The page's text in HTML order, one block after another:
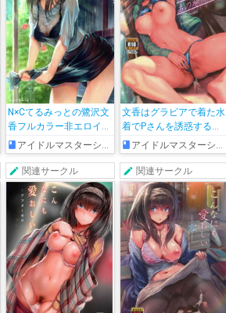
N×Cてるみっとの鷺沢文
香フルカラー非エロイラ
スト集が登場!!
アイドルマスターシンデレラガールズ
文香はグラビアで着た水
着でPさんを誘惑すると
本で読んだ性知識を活か
してPチ◯ポをマン肉で
しごきあげる♡
アイドルマスターシンデレラガールズ
関連サークル 関連サークル